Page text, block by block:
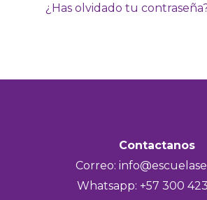
¿Has olvidado tu
Contactanos
Correo:
Whatsapp: +57 300